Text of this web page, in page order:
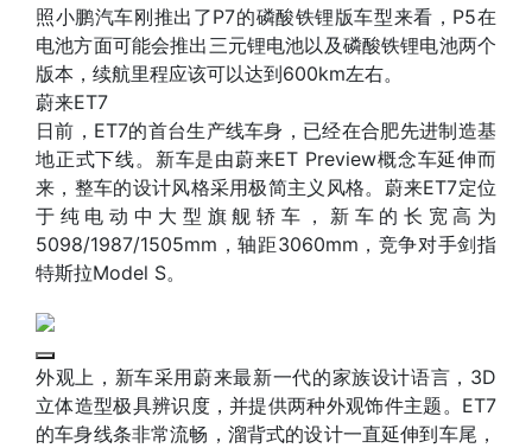
照小鹏汽车刚推出了P7的磷酸铁锂版车型来看，P5在
电池方面可能会推出三元锂电池以及磷酸铁锂电池两个
版本，续航里程应该可以达到600km左右。
蔚来ET7
日前，ET7的首台生产线车身，已经在合肥先进制造基
地正式下线。新车是由蔚来ET Preview概念车延伸而
来，整车的设计风格采用极简主义风格。蔚来ET7定位
于纯电动中大型旗舰轿车，新车的长宽高为
5098/1987/1505mm，轴距3060mm，竞争对手剑指
特斯拉Model S。
外观上，新车采用蔚来最新一代的家族设计语言，3D
立体造型极具辨识度，并提供两种外观饰件主题。ET7
的车身线条非常流畅，溜背式的设计一直延伸到车尾，